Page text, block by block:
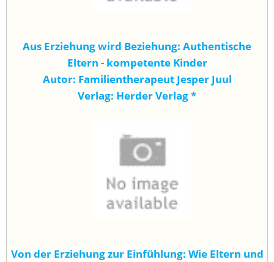
Aus Erziehung wird Beziehung: Authentische
Eltern - kompetente Kinder
Autor: Familientherapeut Jesper Juul
Verlag: Herder Verlag*
Von der Erziehung zur Einfühlung: Wie Eltern und